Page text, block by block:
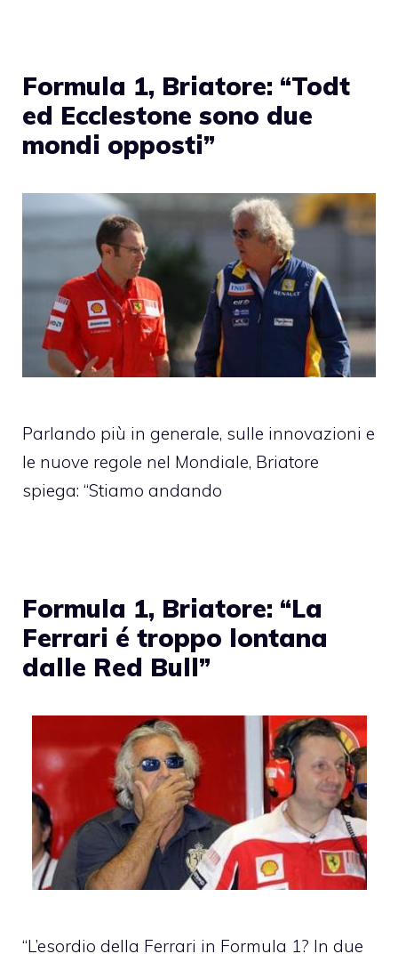
Formula 1, Briatore: “Todt
ed Ecclestone sono due
mondi opposti”
Parlando più in generale, sulle innovazioni e
le nuove regole nel Mondiale, Briatore
spiega: “Stiamo andando
Formula 1, Briatore: “La
Ferrari é troppo lontana
dalle Red Bull”
“L’esordio della Ferrari in Formula 1? In due